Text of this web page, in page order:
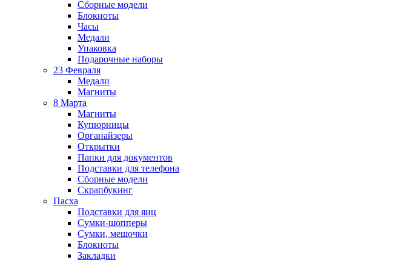
Сборные модели
Блокноты
Часы
Медали
Упаковка
Подарочные наборы
23 Февраля
Медали
Магниты
8 Марта
Магниты
Купюрницы
Органайзеры
Открытки
Папки для документов
Подставки для телефона
Сборные модели
Скрапбукинг
Пасха
Подставки для яиц
Сумки-шопперы
Сумки, мешочки
Блокноты
Закладки